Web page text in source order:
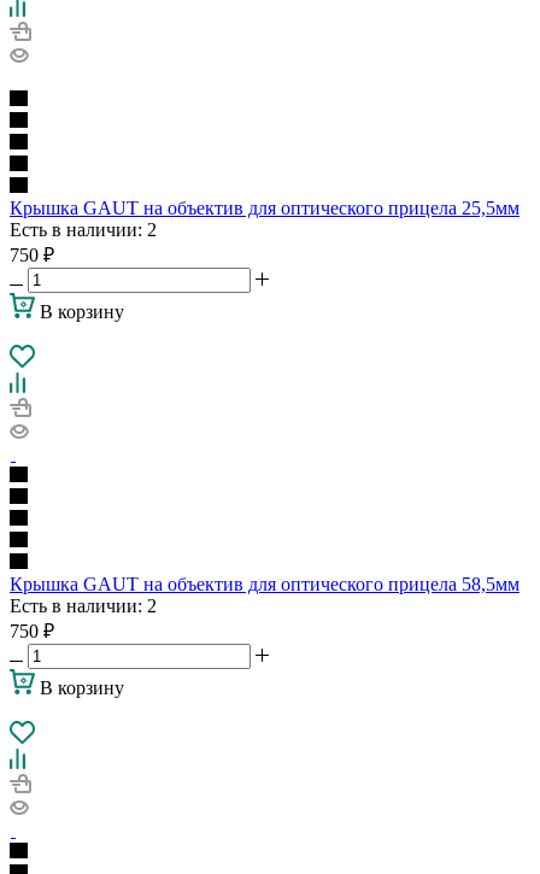
Крышка GAUT на объектив для оптического прицела 25,5мм
Есть в наличии: 2
750 ₽
В корзину
Крышка GAUT на объектив для оптического прицела 58,5мм
Есть в наличии: 2
750 ₽
В корзину